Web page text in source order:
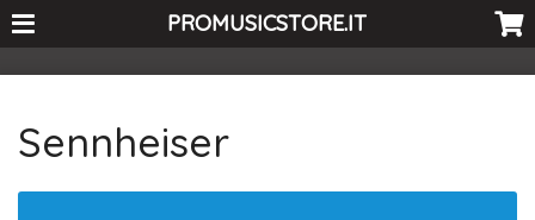
<-- Curio's GSC -->PROMUSICSTORE.IT
Sennheiser